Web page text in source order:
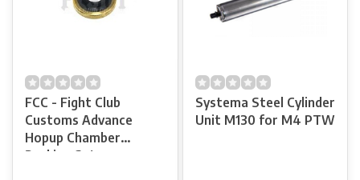
FCC - Fight Club
Customs Advance
Hopup Chamber
Packing Set
Systema Steel Cylinder
Unit M130 for M4 PTW